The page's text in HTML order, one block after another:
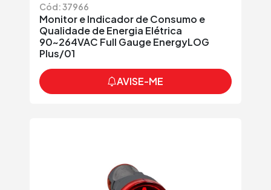
Cód: 37966
Monitor e Indicador de Consumo e
Qualidade de Energia Elétrica
90~264VAC Full Gauge EnergyLOG
Plus/01
AVISE-ME